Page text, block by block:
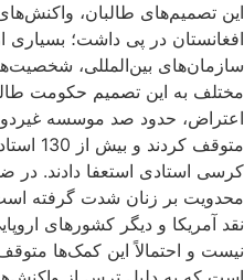
این تصمیم‌های طالبان،
افغانستان در پی داشت؛ بسیاری
سازمان‌های بین‌المللی،
مختلف به این تصمیم حکومت
اعتراض، حدود صد موسسه
متوقف
کرسی استادی استعفا دادند. در
نقد آمریکا و دیگر کشورهای
نیست و احتمالاً این کمک‌ها